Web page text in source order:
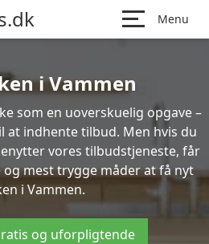
Menu
i Vammen
som en uoverskuelig opgave –
indhente tilbud. Men hvis du
vores tilbudstjeneste, får
mest trygge måder at få nyt
i Vammen.
og uforpligtende